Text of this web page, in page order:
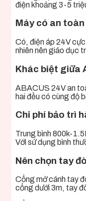
điện khoảng 3-5
Máy có an
Có, điện áp 24V
nhiên nên giáo dục
Khác biệt giữa
ABACUS 24V an
hai đều có cùng độ
Chi phí bảo trì
Trung bình 800k-
Với sử dụng bình
Nên chọn tay
Cổng mở cánh tay
cổng dưới 3m, tay